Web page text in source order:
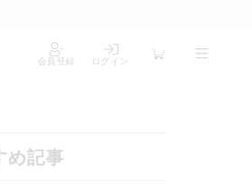
会員登録 ログイン
め記事